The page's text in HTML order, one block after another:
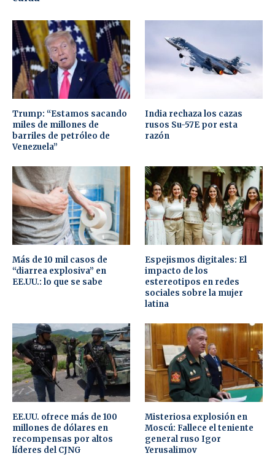
Trump: “Estamos sacando
miles de millones de
barriles de petróleo de
Venezuela”
India rechaza los cazas
rusos Su-57E por esta
razón
Más de 10 mil casos de
“diarrea explosiva” en
EE.UU.: lo que se sabe
Espejismos digitales: El
impacto de los
estereotipos en redes
sociales sobre la mujer
latina
EE.UU. ofrece más de 100
millones de dólares en
recompensas por altos
líderes del CJNG
Misteriosa explosión en
Moscú: Fallece el teniente
general ruso Igor
Yerusalimov